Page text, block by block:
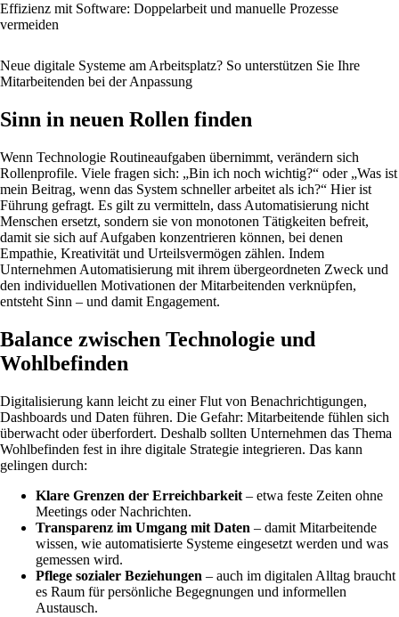
Effizienz mit Software: Doppelarbeit und manuelle Prozesse
vermeiden
Neue digitale Systeme am Arbeitsplatz? So unterstützen Sie Ihre
Mitarbeitenden bei der Anpassung
Sinn in neuen Rollen finden
Wenn Technologie Routineaufgaben übernimmt, verändern sich
Rollenprofile. Viele fragen sich: „Bin ich noch wichtig?“ oder „Was ist
mein Beitrag, wenn das System schneller arbeitet als ich?“ Hier ist
Führung gefragt. Es gilt zu vermitteln, dass Automatisierung nicht
Menschen ersetzt, sondern sie von monotonen Tätigkeiten befreit,
damit sie sich auf Aufgaben konzentrieren können, bei denen
Empathie, Kreativität und Urteilsvermögen zählen. Indem
Unternehmen Automatisierung mit ihrem übergeordneten Zweck und
den individuellen Motivationen der Mitarbeitenden verknüpfen,
entsteht Sinn – und damit Engagement.
Balance zwischen Technologie und
Wohlbefinden
Digitalisierung kann leicht zu einer Flut von Benachrichtigungen,
Dashboards und Daten führen. Die Gefahr: Mitarbeitende fühlen sich
überwacht oder überfordert. Deshalb sollten Unternehmen das Thema
Wohlbefinden fest in ihre digitale Strategie integrieren. Das kann
gelingen durch:
Klare Grenzen der Erreichbarkeit – etwa feste Zeiten ohne
Meetings oder Nachrichten.
Transparenz im Umgang mit Daten – damit Mitarbeitende
wissen, wie automatisierte Systeme eingesetzt werden und was
gemessen wird.
Pflege sozialer Beziehungen – auch im digitalen Alltag braucht
es Raum für persönliche Begegnungen und informellen
Austausch.